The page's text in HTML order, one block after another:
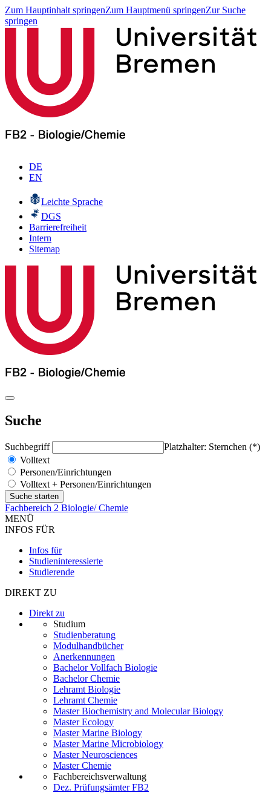
Zum Hauptinhalt springenZum Hauptmenü springenZur Suche
springen
DE
EN
Leichte Sprache
DGS
Barrierefreiheit
Intern
Sitemap
Suche
Suchbegriff
Platzhalter: Sternchen (*)
Volltext
Personen/Einrichtungen
Volltext + Personen/Einrichtungen
Fachbereich 2 Biologie/ Chemie
MENÜ
INFOS FÜR
Infos für
Studieninteressierte
Studierende
DIREKT ZU
Direkt zu
Studium
Studienberatung
Modulhandbücher
Anerkennungen
Bachelor Vollfach Biologie
Bachelor Chemie
Lehramt Biologie
Lehramt Chemie
Master Biochemistry and Molecular Biology
Master Ecology
Master Marine Biology
Master Marine Microbiology
Master Neurosciences
Master Chemie
Fachbereichsverwaltung
Dez. Prüfungsämter FB2